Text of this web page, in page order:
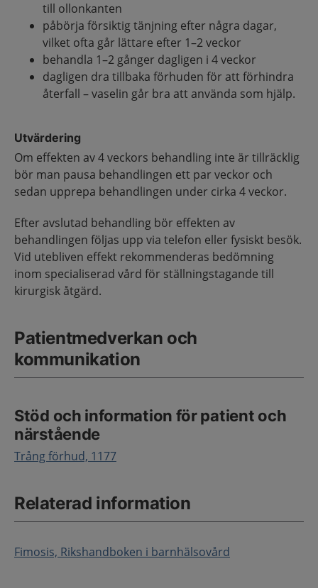
till ollonkanten
påbörja försiktig tänjning efter några dagar,
vilket ofta går lättare efter 1–2 veckor
behandla 1–2 gånger dagligen i 4 veckor
dagligen dra tillbaka förhuden för att förhindra
återfall – vaselin går bra att använda som hjälp.
Utvärdering
Om effekten av 4 veckors behandling inte är tillräcklig
bör man pausa behandlingen ett par veckor och
sedan upprepa behandlingen under cirka 4 veckor.
Efter avslutad behandling bör effekten av
behandlingen följas upp via telefon eller fysiskt besök.
Vid utebliven effekt rekommenderas bedömning
inom specialiserad vård för ställningstagande till
kirurgisk åtgärd.
Patientmedverkan och
kommunikation
Stöd och information för patient och
närstående
Trång förhud, 1177
Relaterad information
Fimosis, Rikshandboken i barnhälsovård